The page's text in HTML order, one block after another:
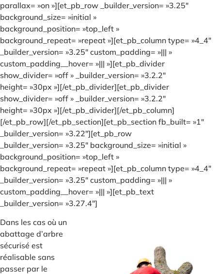
parallax= »on »][et_pb_row _builder_version= »3.25″
background_size= »initial »
background_position= »top_left »
background_repeat= »repeat »][et_pb_column type= »4_4″
_builder_version= »3.25″ custom_padding= »||| »
custom_padding__hover= »||| »][et_pb_divider
show_divider= »off » _builder_version= »3.2.2″
height= »30px »][/et_pb_divider][et_pb_divider
show_divider= »off » _builder_version= »3.2.2″
height= »30px »][/et_pb_divider][/et_pb_column]
[/et_pb_row][/et_pb_section][et_pb_section fb_built= »1″
_builder_version= »3.22″][et_pb_row
_builder_version= »3.25″ background_size= »initial »
background_position= »top_left »
background_repeat= »repeat »][et_pb_column type= »4_4″
_builder_version= »3.25″ custom_padding= »||| »
custom_padding__hover= »||| »][et_pb_text
_builder_version= »3.27.4″]
Dans les cas où un
abattage d’arbre
sécurisé est
réalisable sans
passer par le